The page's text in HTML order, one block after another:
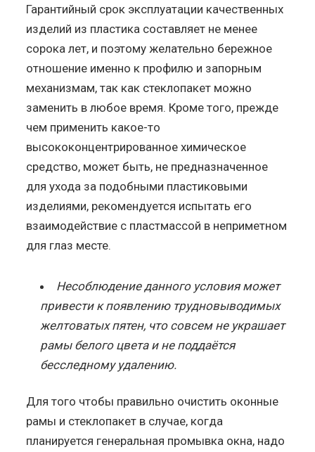
Гарантийный срок эксплуатации качественных
изделий из пластика составляет не менее
сорока лет, и поэтому желательно бережное
отношение именно к профилю и запорным
механизмам, так как стеклопакет можно
заменить в любое время. Кроме того, прежде
чем применить какое-то
высококонцентрированное химическое
средство, может быть, не предназначенное
для ухода за подобными пластиковыми
изделиями, рекомендуется испытать его
взаимодействие с пластмассой в неприметном
для глаз месте.
Несоблюдение данного условия может
привести к появлению трудновыводимых
желтоватых пятен, что совсем не украшает
рамы белого цвета и не поддаётся
бесследному удалению.
Для того чтобы правильно очистить оконные
рамы и стеклопакет в случае, когда
планируется генеральная промывка окна, надо